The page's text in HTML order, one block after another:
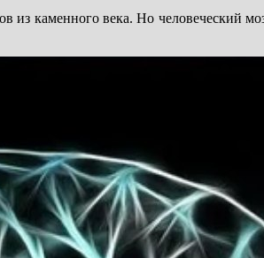
из каменного века. Но человеческий